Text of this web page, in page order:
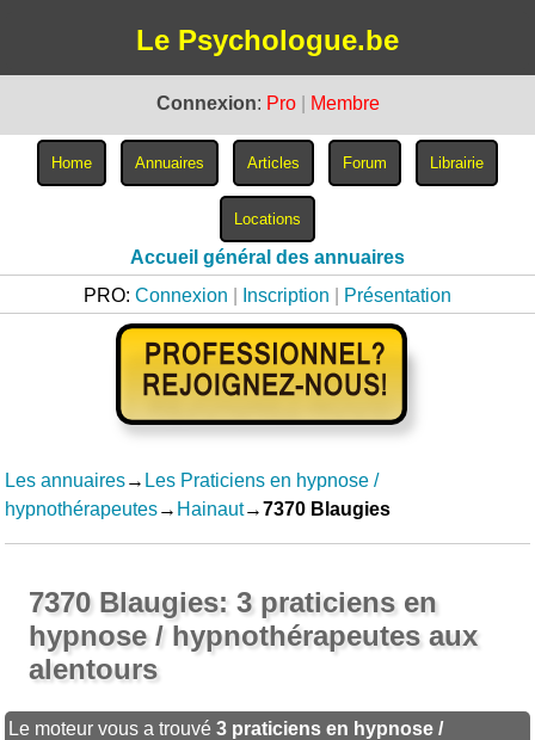
Le Psychologue.be
Connexion: Pro Membre
Accueil général des annuaires
PRO: Connexion Inscription Présentation
Les annuaires→ Les Praticiens en hypnose /
hypnothérapeutes→ Hainaut→7370 Blaugies
7370 Blaugies: 3 praticiens en
hypnose / hypnothérapeutes aux
alentours
Le moteur vous a trouvé3 praticiens en hypnose /